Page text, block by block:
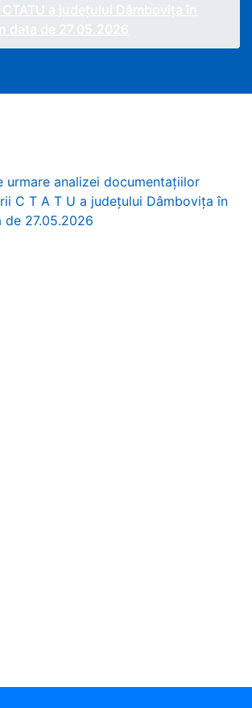
urmare analizei documentaţiilor
C T A T U a judeţului Dâmbovița în
de 27.05.2026